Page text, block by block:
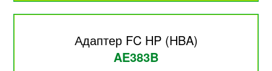
Адаптер FC HP (HBA)
AE383B